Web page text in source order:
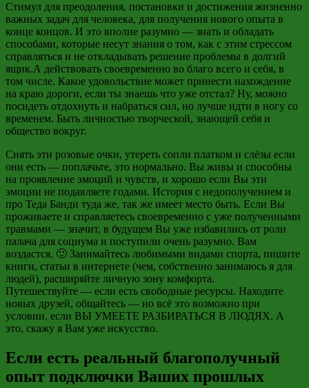
Стимул для преодоления, постановки и достижения жизненно
важных задач для человека, для получения нового опыта в
конце концов. И это вполне разумно — знать и обладать
способами, которые несут знания о том, как с этим стрессом
справляться и не откладывать решение проблемы в долгий
ящик.А действовать своевременно во благо всего и себя, в
том числе. Какое удовольствие может принести нахождение
на краю дороги, если ты знаешь что уже отстал? Ну, можно
посидеть отдохнуть и набраться сил, но лучше идти в ногу со
временем. Быть личностью творческой, знающей себя и
общество вокруг.
Снять эти розовые очки, утереть сопли платком и слёзы если
они есть — поплачьте, это нормально. Вы живы и способны
на проявление эмоций и чувств, и хорошо если Вы эти
эмоции не подавляете годами. История с недополучением и
про Теда Банди туда же, так же имеет место быть. Если Вы
проживаете и справляетесь своевременно с уже полученными
травмами — значит, в будущем Вы уже избавились от роли
палача для социума и поступили очень разумно. Вам
воздастся. 🙂 Занимайтесь любимыми видами спорта, пишите
книги, статьи в интернете (чем, собственно занимаюсь я для
людей), расширяйте личную зону комфорта.
Путешествуйте — если есть свободные ресурсы. Находите
новых друзей, общайтесь — но всё это возможно при
условии, если ВЫ УМЕЕТЕ РАЗБИРАТЬСЯ В ЛЮДЯХ. А
это, скажу я Вам уже искусство.
Если есть реальный благополучный
опыт подключки Ваших прошлых